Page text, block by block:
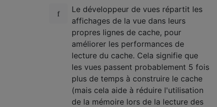
Le développeur de vues répartit les
affichages de la vue dans leurs
propres lignes de cache, pour
améliorer les performances de
lecture du cache. Cela signifie que
les vues passent probablement 5 fois
plus de temps à construire le cache
(mais cela aide à réduire l'utilisation
de la mémoire lors de la lecture des